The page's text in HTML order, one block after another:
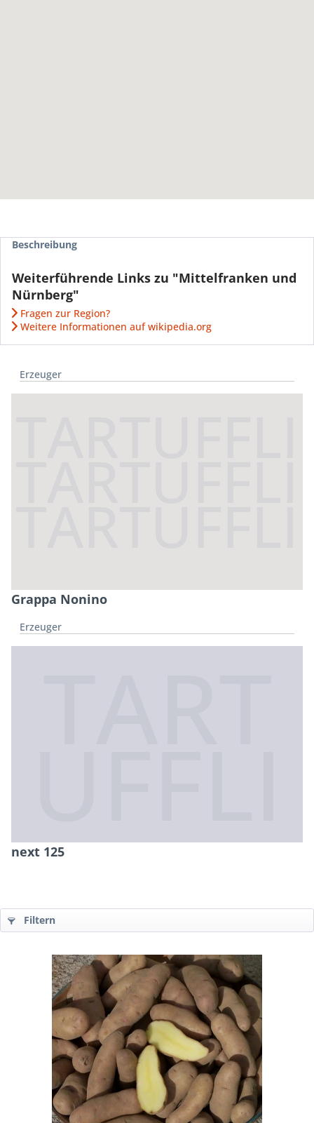
Beschreibung
Weiterführende Links zu "Mittelfranken und
Nürnberg"
Fragen zur Region?
Weitere Informationen auf wikipedia.org
Erzeuger
Grappa Nonino
Erzeuger
next 125
Filtern